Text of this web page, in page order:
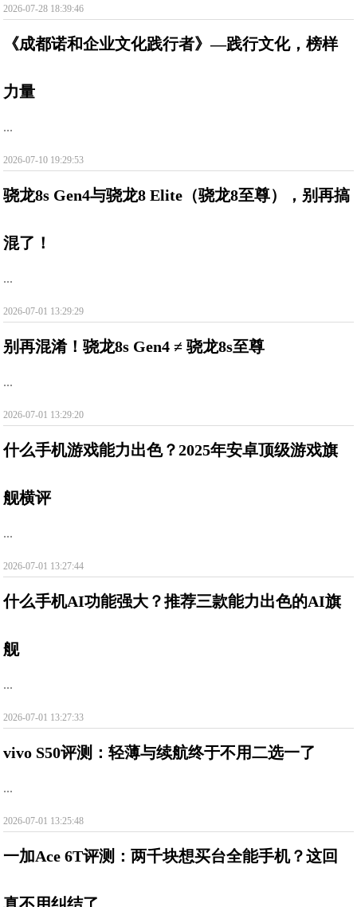
2026-07-28 18:39:46
《成都诺和企业文化践行者》—践行文化，榜样
力量
...
2026-07-10 19:29:53
骁龙8s Gen4与骁龙8 Elite（骁龙8至尊），别再搞
混了！
...
2026-07-01 13:29:29
别再混淆！骁龙8s Gen4 ≠ 骁龙8s至尊
...
2026-07-01 13:29:20
什么手机游戏能力出色？2025年安卓顶级游戏旗
舰横评
...
2026-07-01 13:27:44
什么手机AI功能强大？推荐三款能力出色的AI旗
舰
...
2026-07-01 13:27:33
vivo S50评测：轻薄与续航终于不用二选一了
...
2026-07-01 13:25:48
一加Ace 6T评测：两千块想买台全能手机？这回